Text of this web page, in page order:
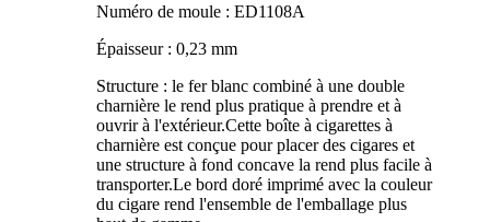
Numéro de moule : ED1108A
Épaisseur : 0,23 mm
Structure : le fer blanc combiné à une double
charnière le rend plus pratique à prendre et à
ouvrir à l'extérieur.Cette boîte à cigarettes à
charnière est conçue pour placer des cigares et
une structure à fond concave la rend plus facile à
transporter.Le bord doré imprimé avec la couleur
du cigare rend l'ensemble de l'emballage plus